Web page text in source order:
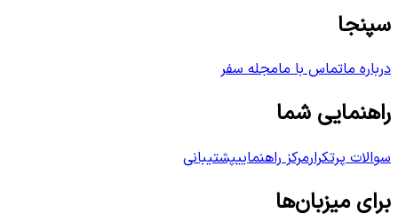
سپنجا
درباره ماتماس با مامجله سفر
راهنمایی شما
سوالات پرتکرارمرکز راهنماییپشتیبانی
برای میزبان‌ها